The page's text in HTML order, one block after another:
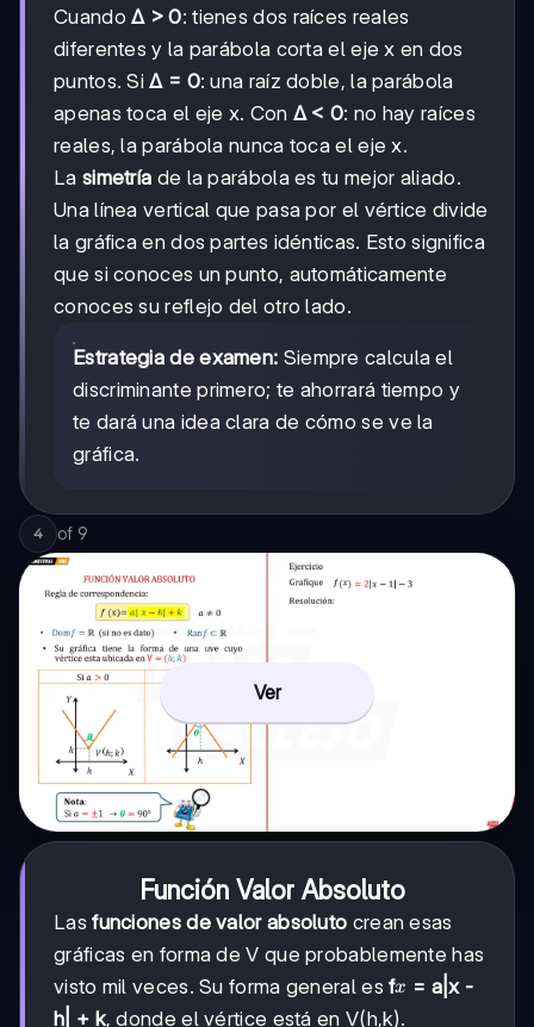
CuandoΔ > 0: tienes dos raíces reales
diferentes y la parábola corta el eje x en dos
puntos. SiΔ = 0: una raíz doble, la parábola
apenas toca el eje x. Con Δ < 0: no hay raíces
reales, la parábola nunca toca el eje x.
La simetría de la parábola es tu mejor aliado.
Una línea vertical que pasa por el vértice divide
la gráfica en dos partes idénticas. Esto significa
que si conoces un punto, automáticamente
conoces su reflejo del otro lado.
Estrategia de examen: Siempre calcula el
discriminante primero; te ahorrará tiempo y
te dará una idea clara de cómo se ve la
gráfica.
4 of 9
Ver
Función Valor Absoluto
Lasfunciones de valor absoluto crean esas
gráficas en forma de V que probablemente has
visto mil veces. Su forma general esfx
x = a|x -
h| + k, donde el vértice está en V(h,k).